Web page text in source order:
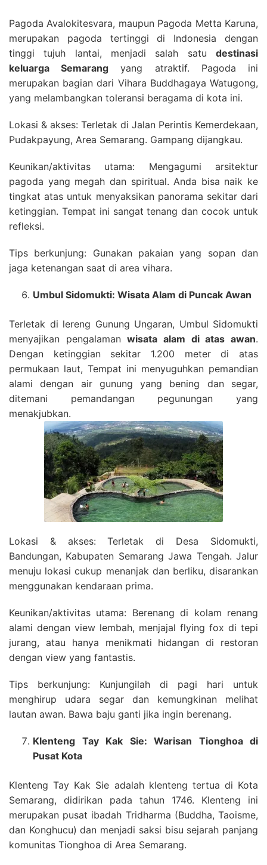
Pagoda Avalokitesvara, maupun Pagoda Metta Karuna,
merupakan pagoda tertinggi di Indonesia dengan
tinggi tujuh lantai, menjadi salah satu destinasi
keluarga Semarang yang atraktif. Pagoda ini
merupakan bagian dari Vihara Buddhagaya Watugong,
yang melambangkan toleransi beragama di kota ini.
Lokasi & akses: Terletak di Jalan Perintis Kemerdekaan,
Pudakpayung, Area Semarang. Gampang dijangkau.
Keunikan/aktivitas utama: Mengagumi arsitektur
pagoda yang megah dan spiritual. Anda bisa naik ke
tingkat atas untuk menyaksikan panorama sekitar dari
ketinggian. Tempat ini sangat tenang dan cocok untuk
refleksi.
Tips berkunjung: Gunakan pakaian yang sopan dan
jaga ketenangan saat di area vihara.
Umbul Sidomukti: Wisata Alam di Puncak Awan
Terletak di lereng Gunung Ungaran, Umbul Sidomukti
menyajikan pengalamanwisata alam di atas awan.
Dengan ketinggian sekitar 1.200 meter di atas
permukaan laut, Tempat ini menyuguhkan pemandian
alami dengan air gunung yang bening dan segar,
ditemani pemandangan pegunungan yang
menakjubkan.
Lokasi & akses: Terletak di Desa Sidomukti,
Bandungan, Kabupaten Semarang Jawa Tengah. Jalur
menuju lokasi cukup menanjak dan berliku, disarankan
menggunakan kendaraan prima.
Keunikan/aktivitas utama: Berenang di kolam renang
alami dengan view lembah, menjajal flying fox di tepi
jurang, atau hanya menikmati hidangan di restoran
dengan view yang fantastis.
Tips berkunjung: Kunjungilah di pagi hari untuk
menghirup udara segar dan kemungkinan melihat
lautan awan. Bawa baju ganti jika ingin berenang.
Klenteng Tay Kak Sie: Warisan Tionghoa di
Pusat Kota
Klenteng Tay Kak Sie adalah klenteng tertua di Kota
Semarang, didirikan pada tahun 1746. Klenteng ini
merupakan pusat ibadah Tridharma (Buddha, Taoisme,
dan Konghucu) dan menjadi saksi bisu sejarah panjang
komunitas Tionghoa di Area Semarang.